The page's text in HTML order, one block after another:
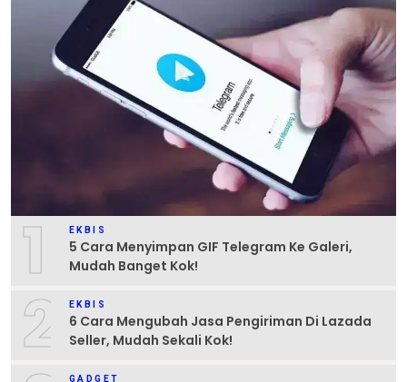
1 EKBIS
5 Cara Menyimpan GIF Telegram Ke Galeri,
Mudah Banget Kok!
2 EKBIS
6 Cara Mengubah Jasa Pengiriman Di Lazada
Seller, Mudah Sekali Kok!
GADGET